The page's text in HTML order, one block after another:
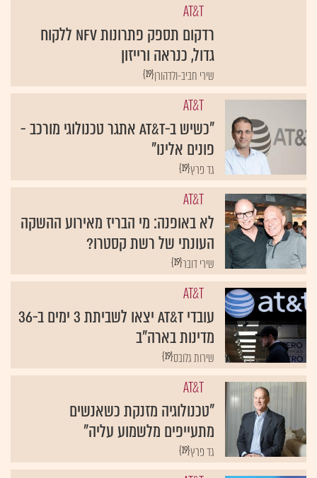
AT&T
רדקום תספק פתרונות NFV ללקוח
גדול, כנראה ורייזון
{19}שירי חביב-ולדהורן
AT&T
"כשיש ב-AT&T אתגר טכנולוגי מורכב -
פונים אלינו"
{19}גד פרץ
AT&T
לא באופנה: מי הבריז מאירוע ההשקה
העונתי של רשת קסטרו?
{19}שירי דובר
AT&T
עובדי AT&T יצאו לשביתת 3 ימים ב-36
מדינות בארה"ב
{19}שירות גלובס
AT&T
"טכנולוגיה מזנקת כשאנשים
מתעייפים מלשמוע עליה"
{19}גד פרץ